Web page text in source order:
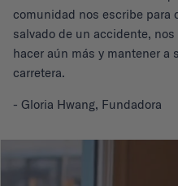
comunidad nos escribe para
salvado de un accidente,
hacer aún más y mantener a
carretera.
- Gloria Hwang, Fundadora